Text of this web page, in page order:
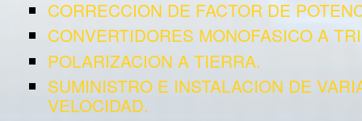
CORRECCION DE FACTOR DE
CONVERTIDORES MONOFASICO A
POLARIZACION A TIERRA.
SUMINISTRO E INSTALACION DE
VELOCIDAD.